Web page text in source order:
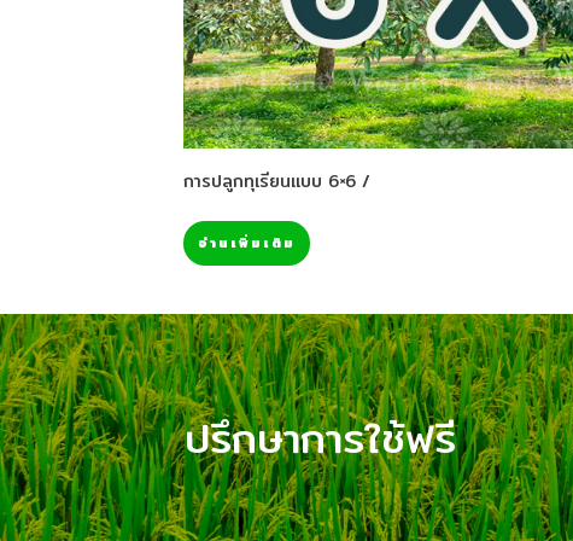
การปลูกทุเรียนแบบ 6×6 /
อ่านเพิ่มเติม
ปรึกษาการใช้ฟรี